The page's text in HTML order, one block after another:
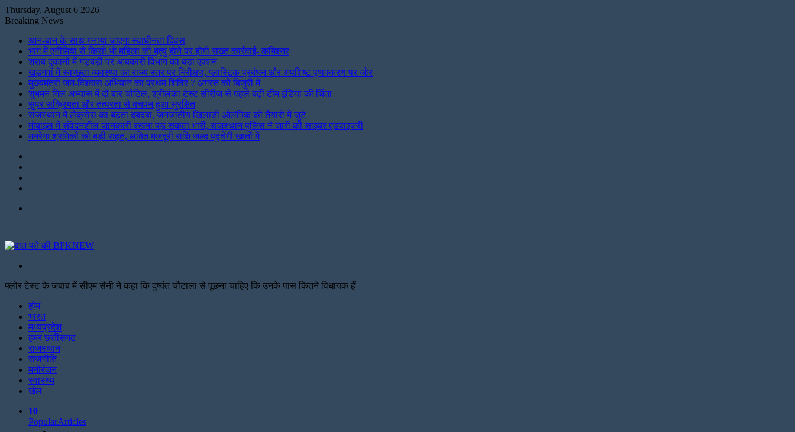
Thursday, August 6 2026
Breaking News
आन-बान के साथ मनाया जाएगा स्वाधीनता दिवस
भाग में एनीमिया से किसी भी महिला की मृत्यु होने पर होगी सख्त कार्रवाई- कमिश्नर
शराब दुकानों में गड़बड़ी पर आबकारी विभाग का बड़ा एक्शन
खड़गवां में स्वच्छता व्यवस्था का राज्य स्तर पर निरीक्षण, प्लास्टिक प्रबंधन और अपशिष्ट पृथक्करण पर जोर
मुख्यमंत्री जन-विश्वास अभियान का प्रथम शिविर 7 अगस्त को बिजुरी में
शुभमन गिल अभ्यास में दो बार चोटिल, श्रीलंका टेस्ट सीरीज से पहले बढ़ी टीम इंडिया की चिंता
सुपर सक्रियता और तत्परता से बचपन हुआ सुरक्षित
राजस्थान में लेक्रोस का बढ़ता दबदबा, जनजातीय खिलाड़ी ओलंपिक की तैयारी में जुटे
मोबाइल में संवेदनशील जानकारी रखना पड़ सकता भारी, राजस्थान पुलिस ने जारी की साइबर एडवाइजरी
मनरेगा श्रमिकों को बड़ी राहत, लंबित मजदूरी राशि जल्द पहुंचेगी खातों में
फ्लोर टेस्ट के जबाब में सीएम सैनी ने कहा कि दुष्यंत चौटाला से पूछना चाहिए कि उनके पास कितने विधायक हैं
होम
भारत
मध्यप्रदेश
हमर छत्तीसगढ़
राजस्थान
राजनीति
मनोरंजन
स्वास्थ्य
खेल
10
PopularArticles